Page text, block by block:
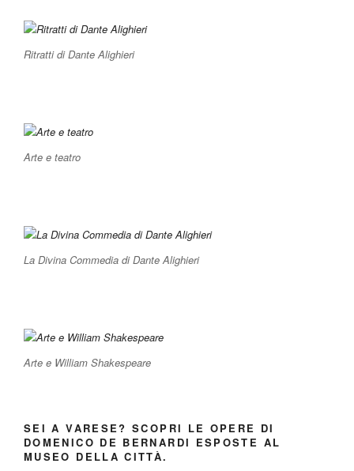
Ritratti di Dante Alighieri
Arte e teatro
La Divina Commedia di Dante Alighieri
Arte e William Shakespeare
SEI A VARESE? SCOPRI LE OPERE DI
DOMENICO DE BERNARDI ESPOSTE AL
MUSEO DELLA CITTÀ.